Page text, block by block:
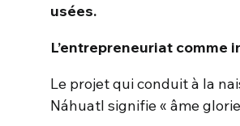
usées.
L’entrepreneuriat comme
Le projet qui conduit à la
Náhuatl signifie « âme